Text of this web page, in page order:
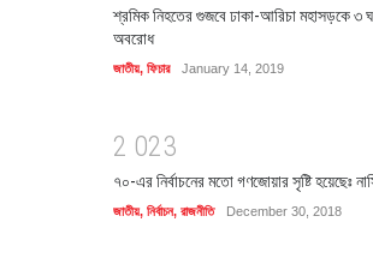
শ্রমিক নিহতের গুজবে ঢাকা-আরিচা মহাসড়কে ৩
অবরোধ
জাতীয়, ফিচার January 14, 2019
2 023
৭০-এর নির্বাচনের মতো গণজোয়ার সৃষ্টি হয়েছেঃ
জাতীয়, নির্বাচন, রাজনীতি December 30, 2018